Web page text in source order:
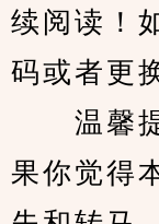
续阅读！
码或者更
温馨提
果你觉得